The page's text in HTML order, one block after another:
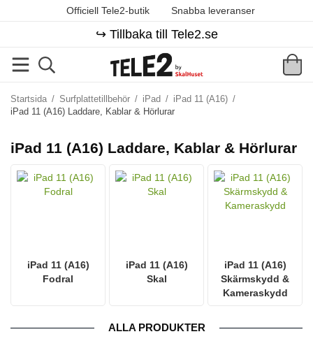
Officiell Tele2-butik Snabba leveranser
↪️ Tillbaka till Tele2.se
Startsida / Surfplattetillbehör / iPad / iPad 11 (A16) /
iPad 11 (A16) Laddare, Kablar & Hörlurar
iPad 11 (A16) Laddare, Kablar & Hörlurar
iPad 11 (A16)
Fodral
iPad 11 (A16)
Skal
iPad 11 (A16)
Skärmskydd &
Kameraskydd
ALLA PRODUKTER